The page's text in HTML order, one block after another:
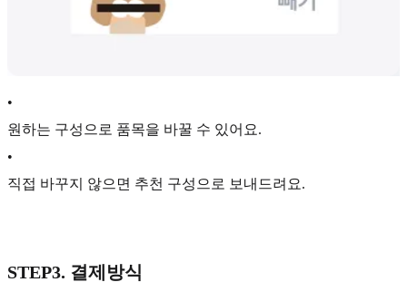
•
원하는 구성으로 품목을 바꿀 수 있어요.
•
직접 바꾸지 않으면 추천 구성으로 보내드려요.
STEP3. 결제방식